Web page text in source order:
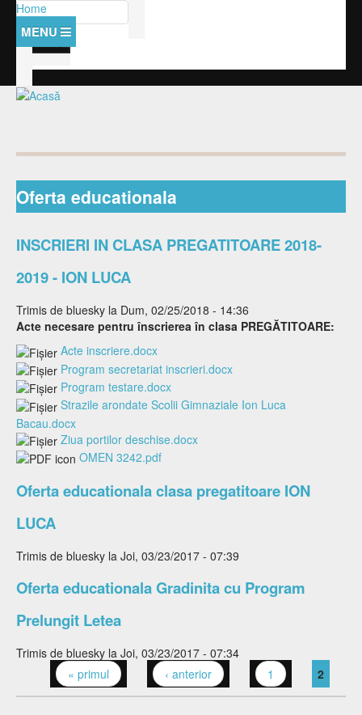
Mergi la conţinutul principal
Formular de căutare
Căutare
Home
Amintiri cu si despre
Personal nedidactic
Documente
Management
Management
Documente manageriale
Hotarari consiliu
SPP-uri
Programe scolare
Catedre
Comisii si rapoarte
Activitati
Examene
Olimpiada Nationala
Consiliul elevilor
Structura
Activitati
Regulamente
Burse
Oferta educationala
Presa despre noi
Oferta educationala
INSCRIERI IN CLASA PREGATITOARE 2018-
2019 - ION LUCA
Trimis de bluesky la Dum, 02/25/2018 - 14:36
Acte necesare pentru înscrierea în clasa PREGĂTITOARE:
Acte inscriere.docx
Program secretariat inscrieri.docx
Program testare.docx
Strazile arondate Scolii Gimnaziale Ion Luca
Bacau.docx
Ziua portilor deschise.docx
OMEN 3242.pdf
Oferta educationala clasa pregatitoare ION
LUCA
Trimis de bluesky la Joi, 03/23/2017 - 07:39
Oferta educationala Gradinita cu Program
Prelungit Letea
Trimis de bluesky la Joi, 03/23/2017 - 07:34
Pagini « primul ‹ anterior 1 2